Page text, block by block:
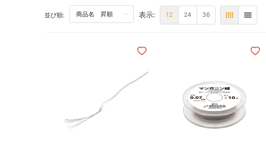
並び順:TOP 表示: 12 24 36 表 リスト
ほしいものリストに追加 ほし